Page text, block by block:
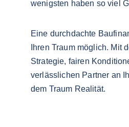
wenigsten haben so viel
Eine durchdachte
Ihren Traum möglich. Mit
Strategie, fairen
verlässlichen Partner an
dem Traum Realität.